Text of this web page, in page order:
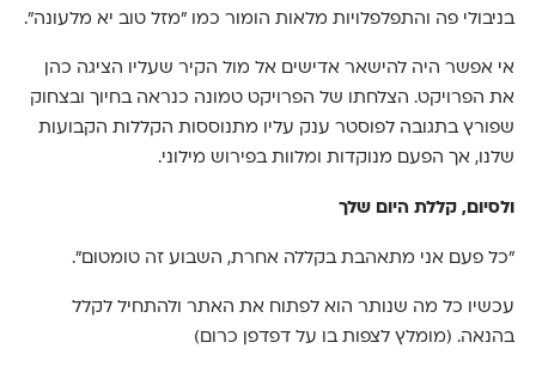
בניבולי פה והתפלפלויות מלאות הומור כמו "מזל טוב יא מלעונה".
אי אפשר היה להישאר אדישים אל מול הקיר שעליו הציגה כהן
את הפרויקט. הצלחתו של הפרויקט טמונה כנראה בחיוך ובצחוק
שפורץ בתגובה לפוסטר ענק עליו מתנוססות הקללות הקבועות
שלנו, אך הפעם מנוקדות ומלוות בפירוש מילוני.
ולסיום, קללת היום שלך
"כל פעם אני מתאהבת בקללה אחרת, השבוע זה טומטום".
עכשיו כל מה שנותר הוא לפתוח את האתר ולהתחיל לקלל
בהנאה. (מומלץ לצפות בו על דפדפן כרום)